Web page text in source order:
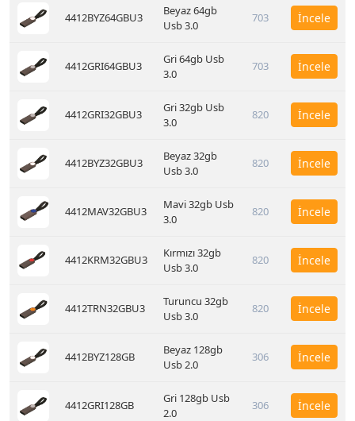
4412BYZ64GBU3
Beyaz 64gb
Usb 3.0
703 İncele
4412GRI64GBU3
Gri 64gb Usb
3.0
703 İncele
4412GRI32GBU3
Gri 32gb Usb
3.0
820 İncele
4412BYZ32GBU3
Beyaz 32gb
Usb 3.0
820 İncele
4412MAV32GBU3
Mavi 32gb Usb
3.0
820 İncele
4412KRM32GBU3
Kırmızı 32gb
Usb 3.0
820 İncele
4412TRN32GBU3
Turuncu 32gb
Usb 3.0
820 İncele
4412BYZ128GB
Beyaz 128gb
Usb 2.0
306 İncele
4412GRI128GB
Gri 128gb Usb
2.0
306 İncele